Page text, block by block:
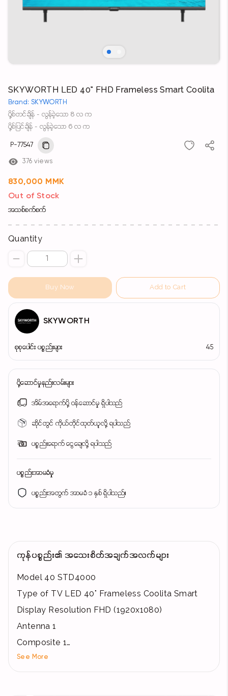
SKYWORTH LED 40” FHD Frameless Smart Coolita
Brand: SKYWORTH
ပို့စ်တင်ချိန် - လွန်ခဲ့သော 8 လ က
ပို့စ်ပြင်ချိန် - လွန်ခဲ့သော 6 လ က
P-77547
376 views
830,000 MMK
Out of Stock
အသစ်စက်စက်
Quantity
Buy Now Add to Cart
SKYWORTH
စုစုပေါင်း ပစ္စည်းများ 45
ပို့ဆောင်မှုနည်းလမ်းများ
အိမ်အရောက်ပို့ ဝန်ဆောင်မှု ရှိပါသည်
ဆိုင်တွင် ကိုယ်တိုင်ထုတ်ယူလို့ ရပါသည်
ပစ္စည်းရောက် ငွေချေလို့ ရပါသည်
ပစ္စည်းအာမခံမှု
ပစ္စည်းအတွက် အာမခံ ၁ နှစ် ရှိပါသည်။
ကုန်ပစ္စည်း၏ အသေးစိတ်အချက်အလက်များ
Model 40 STD4000
Type of TV LED 40" Frameless Coolita Smart
Display Resolution FHD (1920x1080)
Antenna 1
Composite 1
HDMI 1.4 2
See More